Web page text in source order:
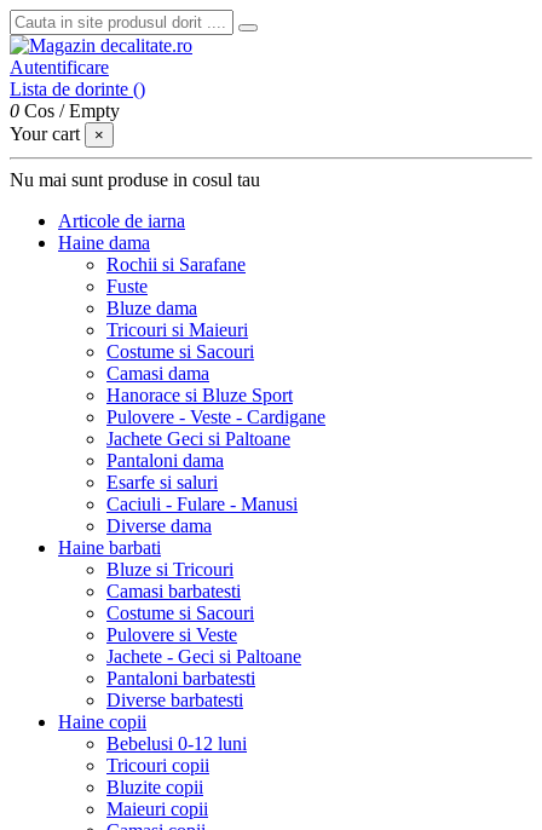
Autentificare
Lista de dorinte ()
0 Cos /Empty
Your cart
×
Nu mai sunt produse in cosul tau
Articole de iarna
Haine dama
Rochii si Sarafane
Fuste
Bluze dama
Tricouri si Maieuri
Costume si Sacouri
Camasi dama
Hanorace si Bluze Sport
Pulovere - Veste - Cardigane
Jachete Geci si Paltoane
Pantaloni dama
Esarfe si saluri
Caciuli - Fulare - Manusi
Diverse dama
Haine barbati
Bluze si Tricouri
Camasi barbatesti
Costume si Sacouri
Pulovere si Veste
Jachete - Geci si Paltoane
Pantaloni barbatesti
Diverse barbatesti
Haine copii
Bebelusi 0-12 luni
Tricouri copii
Bluzite copii
Maieuri copii